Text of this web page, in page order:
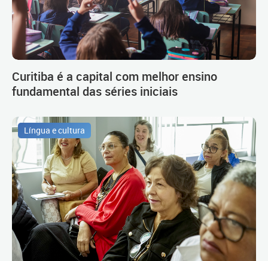
Curitiba é a capital com melhor ensino
fundamental das séries iniciais
Língua e cultura